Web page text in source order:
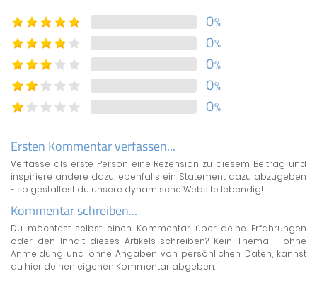
0%
0%
0%
0%
0%
Ersten Kommentar verfassen...
Verfasse als erste Person eine Rezension zu diesem Beitrag und
inspiriere andere dazu, ebenfalls ein Statement dazu abzugeben
- so gestaltest du unsere dynamische Website lebendig!
Kommentar schreiben...
Du möchtest selbst einen Kommentar über deine Erfahrungen
oder den Inhalt dieses Artikels schreiben? Kein Thema - ohne
Anmeldung und ohne Angaben von persönlichen Daten, kannst
du hier deinen eigenen Kommentar abgeben: